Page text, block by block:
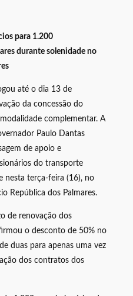
para 1.200
durante solenidade no
até o dia 13 de
da concessão do
complementar. A
Paulo Dantas
de apoio e
do transporte
nesta terça-feira (16), no
República dos Palmares.
de renovação dos
o desconto de 50% no
duas para apenas uma vez
dos contratos dos